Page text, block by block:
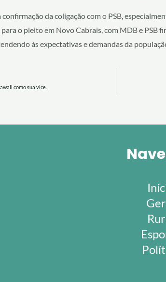
da coligação com o PSB,
o pleito em Novo Cabrais, com MDB e PSB
às expectativas e demandas da
como sua vice.